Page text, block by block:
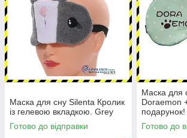
Маска для сну Silenta Кролик
із гелевою вкладкою. Grey
Готово до відправки
Маска для
Doraemon
подарунок!
Готово до